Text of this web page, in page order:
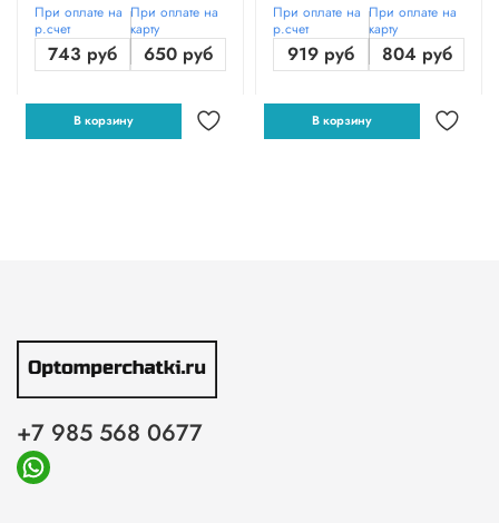
При оплате на
р.счет
743 руб
При оплате на
карту
650 руб
В корзину
При оплате на
р.счет
919 руб
При оплате на
карту
804 руб
В корзину
+7 985 568 0677